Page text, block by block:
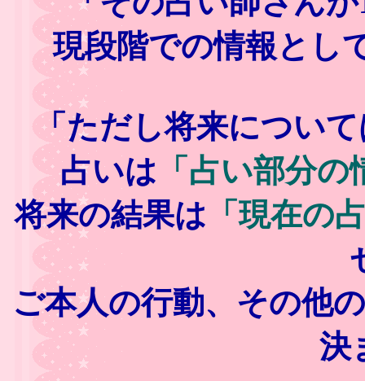
現段階での情報とし
「ただし将来につい
占いは 「占い部分の
将来の結果は 「現在の
ご本人の行動、その他
決